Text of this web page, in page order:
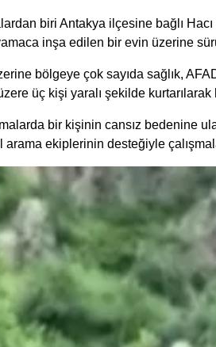
biri Antakya ilçesine bağlı
inşa edilen bir evin üzerine
bölgeye çok sayıda sağlık,
üç kişi yaralı şekilde kurtarılarak
bir kişinin cansız bedenine
ekiplerinin desteğiyle